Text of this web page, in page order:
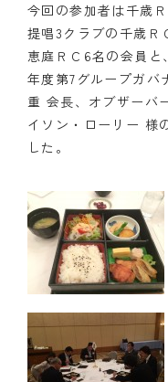
記念誌
案内
例会場・事務局の案内
リンク集
情報公開
入会のご案内
今回の参加者は千歳
提唱3クラブの千歳Ｒ
恵庭ＲＣ6名の会員と
年度第7グループガバ
重 会長、オブザーバ
イソン・ローリー 様
した。